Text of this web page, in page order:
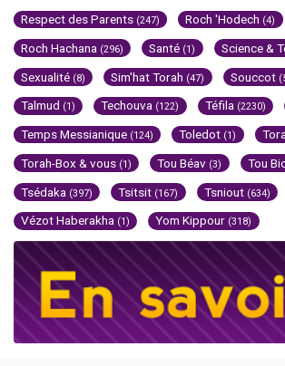
Respect des Parents (247) Roch 'Hodech (4)
Roch Hachana (296) Santé (1) Science &
Sexualité (8) Sim'hat Torah (47) Souccot
Talmud (1) Techouva (122) Téfila (2230)
Temps Messianique (124) Toledot (1)
Torah-Box & vous (1) Tou Béav (3) Tou
Tsédaka (397) Tsitsit (167) Tsniout (634)
Vézot Haberakha (1) Yom Kippour (318)